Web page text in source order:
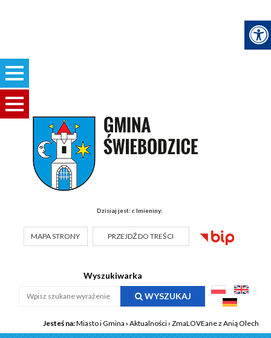
Dzisiaj jest: r. Imieniny:
MAPA STRONY PRZEJDŹ DO TREŚCI
Wyszukiwarka
WYSZUKAJ
Jesteś na:Miasto i Gmina › Aktualności› ZmaLOVEane z Anią Olech